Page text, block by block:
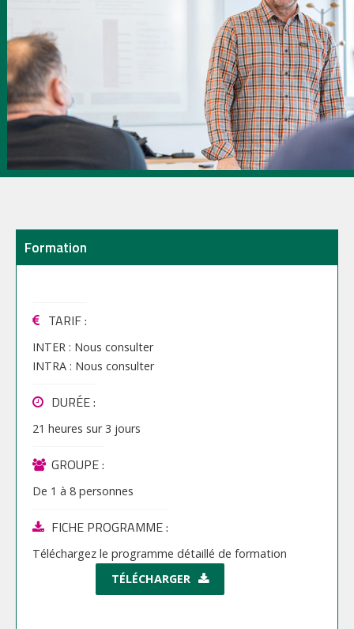
Formation
TARIF:
INTER : Nous consulter
INTRA : Nous consulter
DURÉE :
21 heures sur3 jours
GROUPE :
De 1 à 8 personnes
FICHE PROGRAMME :
Téléchargez le programme détaillé de formation
TÉLÉCHARGER